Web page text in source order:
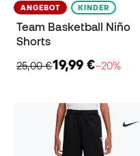
ANGEBOT KINDER
Team Basketball Niño
Shorts
25,00 €19,99 €−20%